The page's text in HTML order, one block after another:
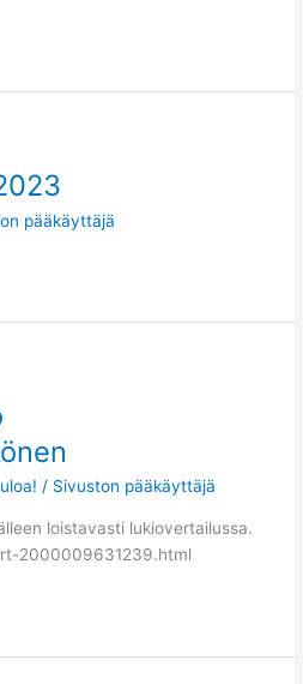
pääkäyttäjä
/ Sivuston pääkäyttäjä
loistavasti lukiovertailussa.
2000009631239.html